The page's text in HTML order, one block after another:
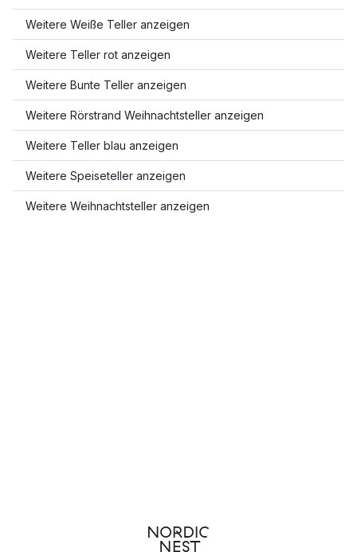
Weitere Weiße Teller anzeigen
Weitere Teller rot anzeigen
Weitere Bunte Teller anzeigen
Weitere Rörstrand Weihnachtsteller anzeigen
Weitere Teller blau anzeigen
Weitere Speiseteller anzeigen
Weitere Weihnachtsteller anzeigen